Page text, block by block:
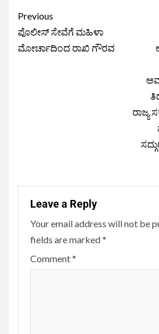
Previous
ಪೊಲೀಸ್ ಸೇವೆಗೆ ಮಹಿಳಾ
ಮೋರ್ಚಾದಿಂದ ರಾಖಿ ಗೌರವ
ರಾಜ್ಯ
Leave a Reply
Your email address will not be
fields are marked*
Comment*